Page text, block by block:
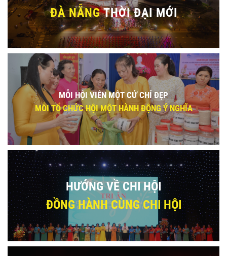
ĐÀ NẴNGTHỜI ĐẠI MỚI
MỖI HỘI VIÊN MỘT CỬ CHỈ ĐẸP
MỖI TỔ CHỨC HỘI MỘT HÀNH ĐỘNG Ý NGHĨA
HƯỚNG VỀ CHI HỘI
ĐỒNG HÀNH CÙNG CHI HỘI